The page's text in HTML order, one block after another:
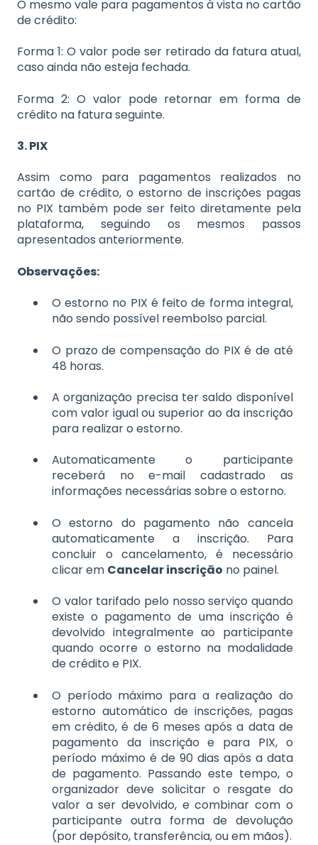
O mesmo vale para pagamentos à vista no cartão
de crédito:
Forma 1: O valor pode ser retirado da fatura atual,
caso ainda não esteja fechada.
Forma 2: O valor pode retornar em forma de
crédito na fatura seguinte.
3. PIX
Assim como para pagamentos realizados no
cartão de crédito, o estorno de inscrições pagas
no PIX também pode ser feito diretamente pela
plataforma, seguindo os mesmos passos
apresentados anteriormente.
Observações:
O estorno no PIX é feito de forma integral,
não sendo possível reembolso parcial.
O prazo de compensação do PIX é de até
48 horas.
A organização precisa ter saldo disponível
com valor igual ou superior ao da inscrição
para realizar o estorno.
Automaticamente o participante
receberá no e-mail cadastrado as
informações necessárias sobre o estorno.
O estorno do pagamento não cancela
automaticamente a inscrição. Para
concluir o cancelamento, é necessário
clicar em Cancelar inscrição no painel.
O valor tarifado pelo nosso serviço quando
existe o pagamento de uma inscrição é
devolvido integralmente ao participante
quando ocorre o estorno na modalidade
de crédito e PIX.
O período máximo para a realização do
estorno automático de inscrições, pagas
em crédito, é de 6 meses após a data de
pagamento da inscrição e para PIX, o
período máximo é de 90 dias após a data
de pagamento. Passando este tempo, o
organizador deve solicitar o resgate do
valor a ser devolvido, e combinar com o
participante outra forma de devolução
(por depósito, transferência, ou em mãos).